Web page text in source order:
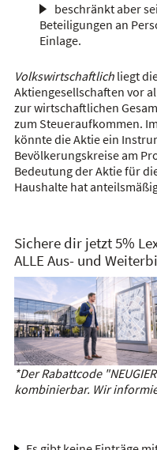
beschränkt aber
Beteiligungen an
Einlage.
Volkswirtschaftlichliegt
Aktiengesellschaften vor
zur wirtschaftlichen
zum Steueraufkommen.
könnte die Aktie ein
Bevölkerungskreise am
Bedeutung der Aktie für
Haushalte hat
Sichere dir jetzt 5%
ALLE Aus- und
*Der Rabattcode
kombinierbar. Wir